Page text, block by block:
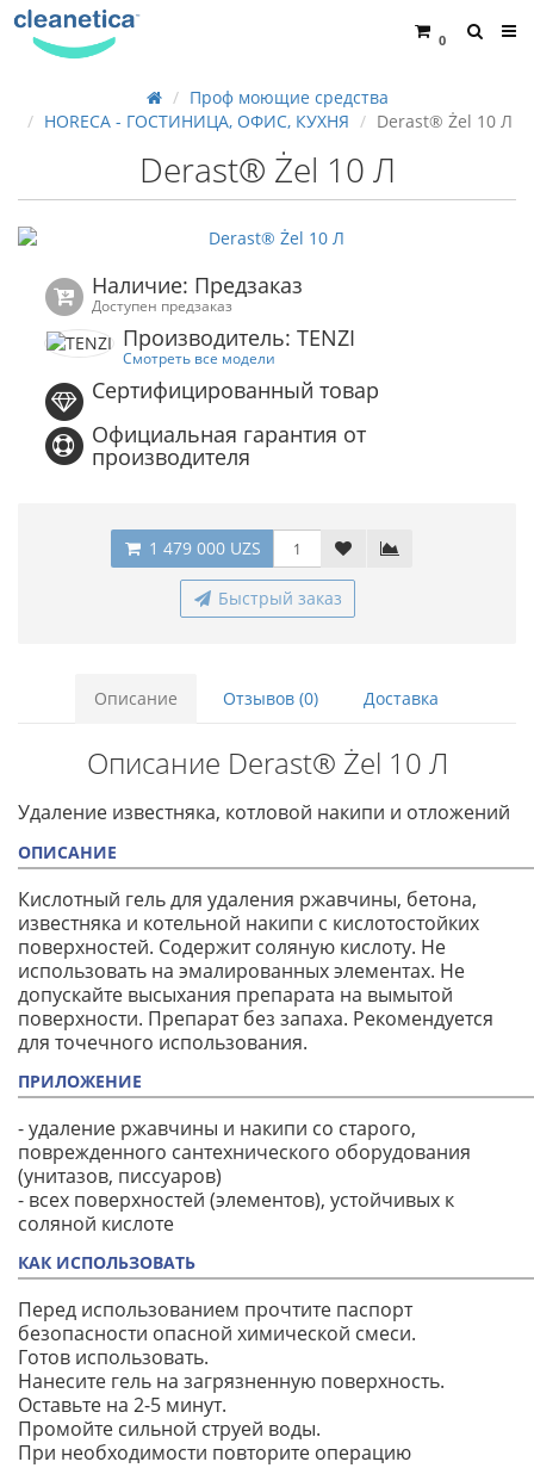
0
Проф моющие средства
HORECA - ГОСТИНИЦА, ОФИС, КУХНЯ
Derast® Żel 10 Л
Derast® Żel 10 Л
Наличие: Предзаказ
Доступен предзаказ
Производитель: TENZI
Смотреть все модели
Сертифицированный товар
Официальная гарантия от
производителя
1 479 000 UZS
Быстрый заказ
Описание Отзывов (0) Доставка
Описание Derast® Żel 10 Л
Удаление известняка, котловой накипи и отложений
ОПИСАНИЕ
Кислотный гель для удаления ржавчины, бетона,
известняка и котельной накипи с кислотостойких
поверхностей. Содержит соляную кислоту. Не
использовать на эмалированных элементах. Не
допускайте высыхания препарата на вымытой
поверхности. Препарат без запаха. Рекомендуется
для точечного использования.
ПРИЛОЖЕНИЕ
- удаление ржавчины и накипи со старого,
поврежденного сантехнического оборудования
(унитазов, писсуаров)
- всех поверхностей (элементов), устойчивых к
соляной кислоте
КАК ИСПОЛЬЗОВАТЬ
Перед использованием прочтите паспорт
безопасности опасной химической смеси.
Готов использовать.
Нанесите гель на загрязненную поверхность.
Оставьте на 2-5 минут.
Промойте сильной струей воды.
При необходимости повторите операцию